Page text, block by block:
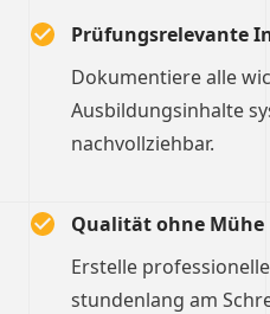
Prüfungsrelevante
Dokumentiere alle
Ausbildungsinhalte
nachvollziehbar.
Qualität ohne Mühe
Erstelle
stundenlang am